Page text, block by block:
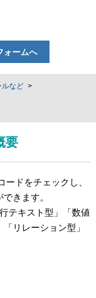
ォームへ
ルなど
要
ドをチェックし、
きます。
テキスト型」「数値
リレーション型」